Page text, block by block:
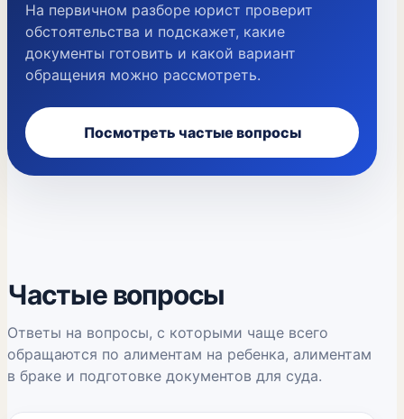
На первичном разборе юрист проверит
обстоятельства и подскажет, какие
документы готовить и какой вариант
обращения можно рассмотреть.
Посмотреть частые вопросы
Частые вопросы
Ответы на вопросы, с которыми чаще всего
обращаются по алиментам на ребенка, алиментам
в браке и подготовке документов для суда.